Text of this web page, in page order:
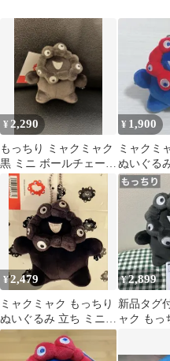
¥ 2,290
もっちり ミャクミャク
黒 ミニ ボールチェーン
立 万博 黒ミャク ブラ
ック
¥ 1,900
ミャクミ
ぬいぐる
¥2,479
ミャクミャク もっちり
ぬいぐるみ 立ち ミニ
ボールチェーン 黒 ブラ
¥2,899
新品タグ
ャク も